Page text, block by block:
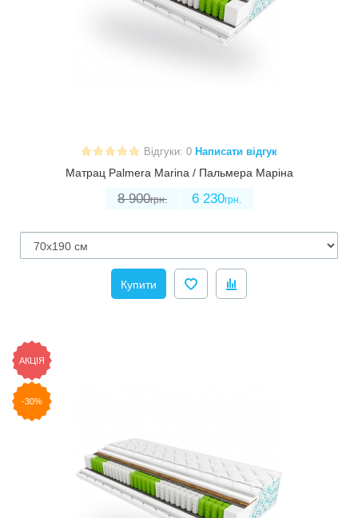
Відгуки: 0 Написати відгук
Матрац Palmera Marina / Пальмера Маріна
8 900грн. 6 230грн.
Купити
АКЦІЯ
-30%